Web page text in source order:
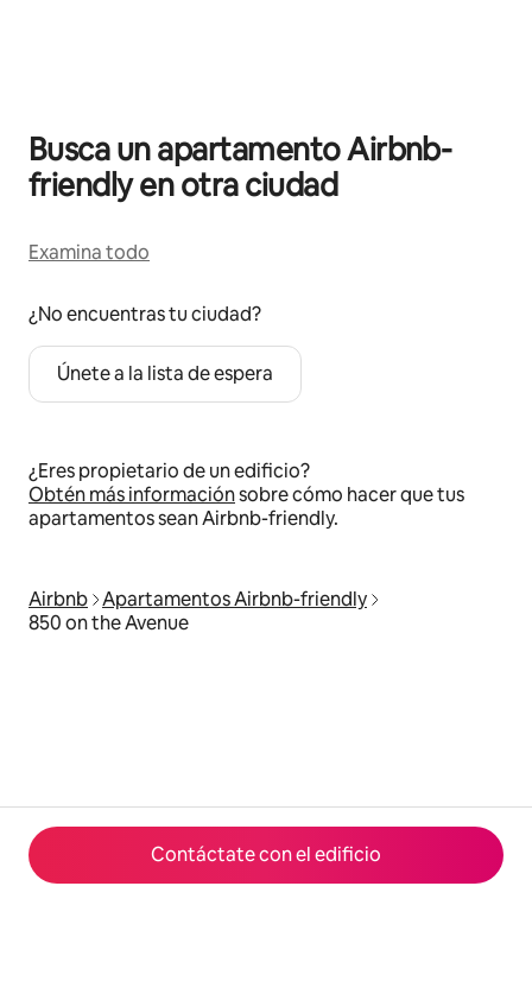
Contáctate con el edificio
Busca un apartamento Airbnb-
friendly en otra ciudad
Examina todo
¿No encuentras tu ciudad?
Únete a la lista de espera
¿Eres propietario de un edificio?
Obtén más informaciónsobre cómo hacer que tus
apartamentos sean Airbnb-friendly.
Airbnb Apartamentos Airbnb-friendly
850 on the Avenue